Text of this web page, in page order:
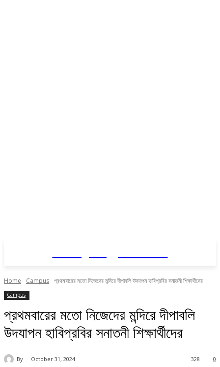
Home Campus প্রথমবারের মতো নিজেদের মন্দিরে দীপাবলি উদযাপন হাবিপ্রবির সনাতনী শিক্ষার্থীদের
Campus
প্রথমবারের মতো নিজেদের মন্দিরে দীপাবলি
উদযাপন হাবিপ্রবির সনাতনী শিক্ষার্থীদের
By October 31, 2024 0
328